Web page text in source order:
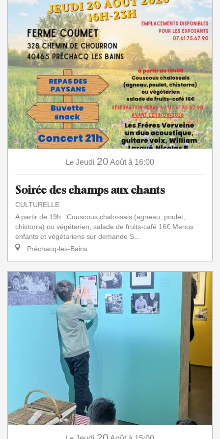
Le Jeudi 20 Août à 16:00
Soirée des champs aux chants
CULTURELLE
A partir de 19h : Couscous chalossais (agneau, poulet,
chistorra) ou végétarien, salade de fruits-café 16€ Menus
enfants et végétariens sur demande S...
Préchacq-les-Bains